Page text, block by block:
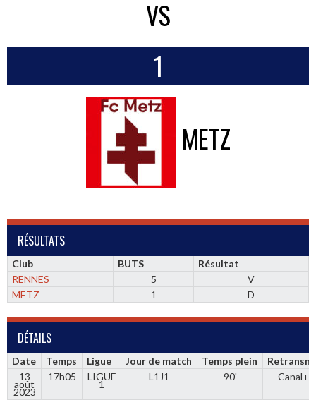
VS
1
METZ
RÉSULTATS
Club BUTS
Résultat
RENNES
5
V
METZ
1 D
DÉTAILS
Date Temps Ligue Jour de match Temps plein
13
août
2023
17h05 LIGUE
1
L1J1 90' Canal+